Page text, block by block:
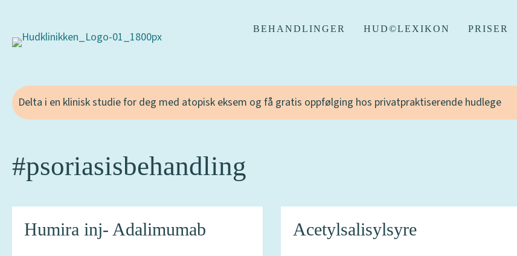
BEHANDLINGER HUD©LEXIKON PRISER
Delta i en klinisk studie for deg med atopisk eksem og få gratis oppfølging hos privatpraktiserende hudlege
#psoriasisbehandling
Humira inj- Adalimumab Acetylsalisylsyre